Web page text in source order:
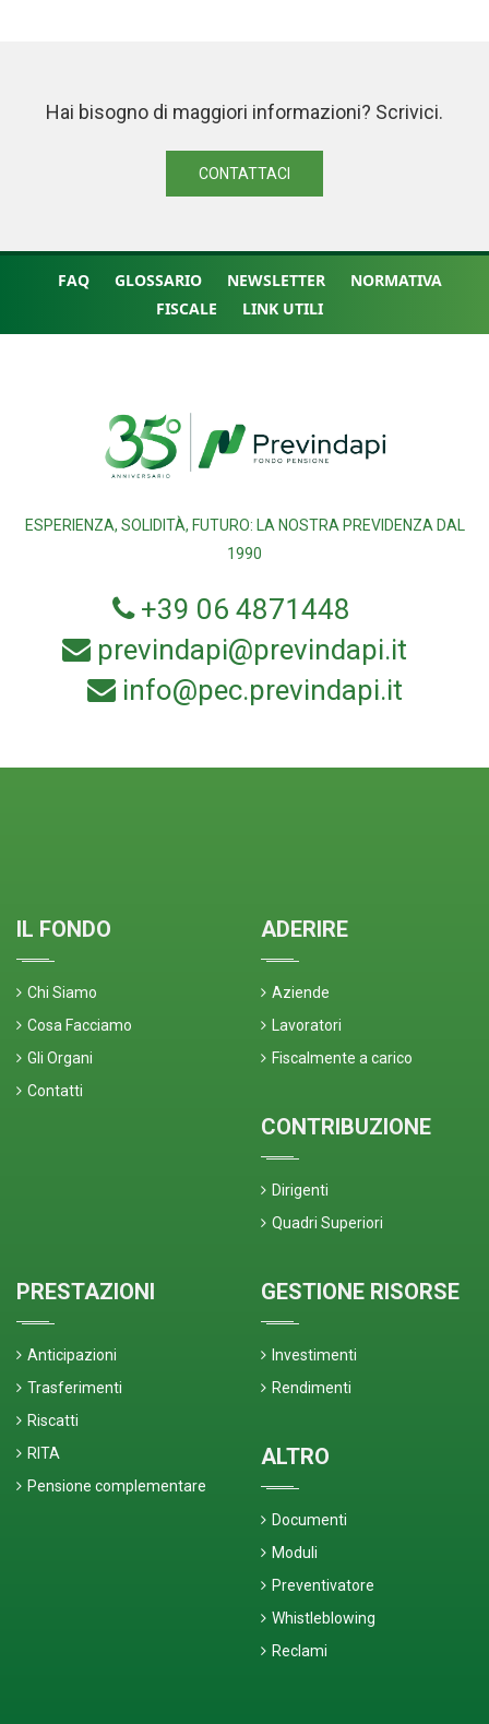
Hai bisogno di maggiori informazioni? Scrivici.
CONTATTACI
FAQ GLOSSARIO NEWSLETTER
NORMATIVA
FISCALE
LINK UTILI
ESPERIENZA, SOLIDITÀ, FUTURO: LA NOSTRA PREVIDENZA DAL
1990
+39 06 4871448
previndapi@previndapi.it
info@pec.previndapi.it
IL FONDO
Chi Siamo
Cosa Facciamo
Gli Organi
Contatti
ADERIRE
Aziende
Lavoratori
Fiscalmente a carico
CONTRIBUZIONE
Dirigenti
Quadri Superiori
PRESTAZIONI
Anticipazioni
Trasferimenti
Riscatti
RITA
Pensione complementare
GESTIONE RISORSE
Investimenti
Rendimenti
ALTRO
Documenti
Moduli
Preventivatore
Whistleblowing
Reclami